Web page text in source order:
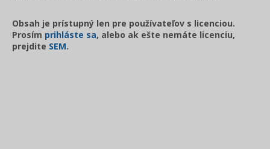
Obsah je prístupný len pre používateľov s licenciou.
Prosím prihláste sa, alebo ak ešte nemáte licenciu,
prejdite SEM.